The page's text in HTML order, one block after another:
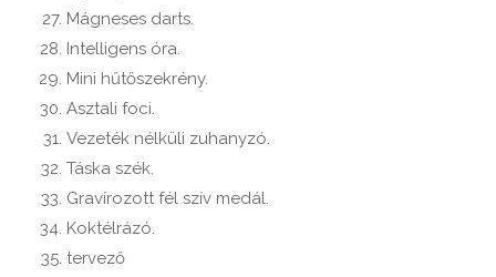
Mágneses darts.
Intelligens óra.
Mini hűtőszekrény.
Asztali foci.
Vezeték nélküli zuhanyzó.
Táska szék.
Gravírozott fél szív medál.
Koktélrázó.
tervező